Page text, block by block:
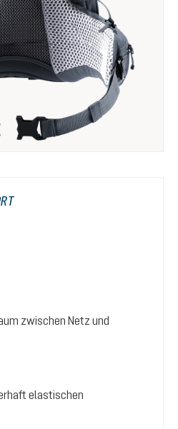
zwischen Netz und
elastischen